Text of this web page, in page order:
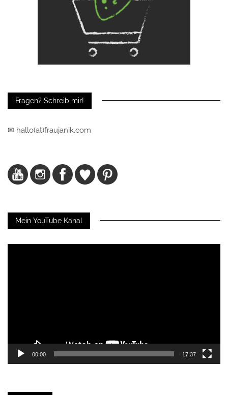
Fragen? Schreib mir!
✉ hallo(at)fraujanik.com
Mein YouTube Kanal
00:00 17:37